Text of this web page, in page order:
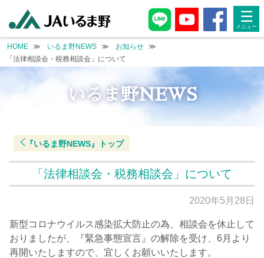
single.php
single.php
☰
HOME いるま野NEWS
お知らせ
「法律相談会・税務相談会」について
いるま野NEWS
『いるま野NEWS』 トップ
「法律相談会・税務相談会」について
2020年5月28日
新型コロナウイルス感染拡大防止の為、相談会を休止して
おりましたが、『緊急事態宣言』の解除を受け、6月より
再開いたしますので、宜しくお願いいたします。